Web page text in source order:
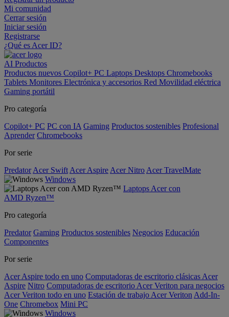
Mi comunidad
Cerrar sesión
Iniciar sesión
Registrarse
¿Qué es Acer ID?
AI Productos
Productos nuevos Copilot+ PC Laptops Desktops Chromebooks
Tablets Monitores Electrónica y accesorios Red Movilidad eléctrica
Gaming portátil
Pro categoría
Copilot+ PC PC con IA Gaming Productos sostenibles Profesional
Aprender Chromebooks
Por serie
Predator Acer Swift Acer Aspire Acer Nitro Acer TravelMate
Windows
Laptops Acer con
AMD Ryzen™
Pro categoría
Predator Gaming Productos sostenibles Negocios Educación
Componentes
Por serie
Acer Aspire todo en uno Computadoras de escritorio clásicas Acer
Aspire Nitro Computadoras de escritorio Acer Veriton para negocios
Acer Veriton todo en uno Estación de trabajo Acer Veriton Add-In-
One Chromebox Mini PC
Windows